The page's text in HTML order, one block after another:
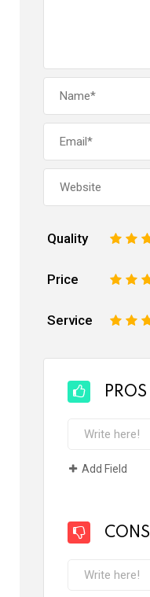
Quality 3
2
Price 3
2
Service 3
2
PROS
Add Field
CONS